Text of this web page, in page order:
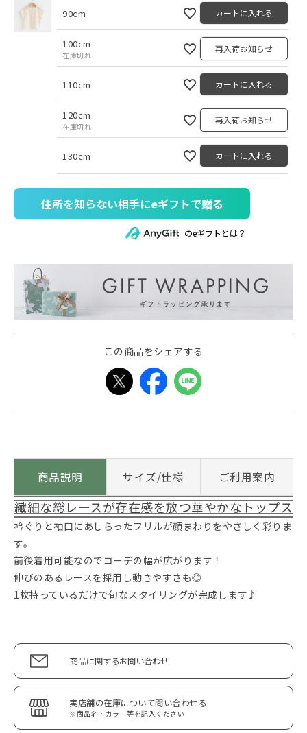
90cm カートに入れる
100cm
在庫切れ
再入荷お知らせ
110cm カートに入れる
120cm
在庫切れ
再入荷お知らせ
130cm カートに入れる
住所を知らない相手にeギフトで贈る
のeギフトとは？
この商品をシェアする
商品説明 サイズ/仕様 ご利用案内
繊細な総レースが存在感を放つ華やかなトップス
衿ぐりと袖口にあしらったフリルが顔まわりをやさしく彩りま
す。
前後着用可能なのでコーデの幅が広がります！
伸びのあるレースを採用し動きやすさも◎
1枚持っているだけで旬なスタイリングが完成します♪
商品に関するお問い合わせ
実店舗の在庫について問い合わせる
※商品名・カラー等を記入ください